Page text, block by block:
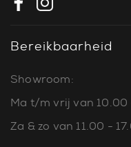
Bereikbaarheid
Showroom:
Ma t/m vrij van 10.00
Za & zo van 11.00 -